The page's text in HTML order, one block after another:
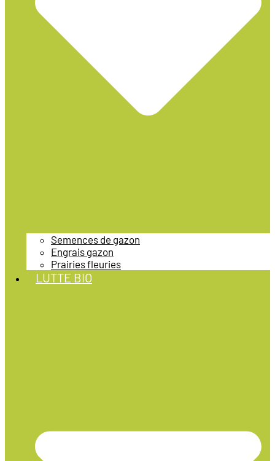
Semences de gazon
Engrais gazon
Prairies fleuries
LUTTE BIO